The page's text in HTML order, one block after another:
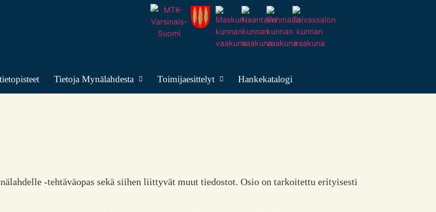
Tietoja Mynälahdesta Toimijaesittelyt Hankekatalogi
-tehtäväopas sekä siihen liittyvät muut tiedostot. Osio on tarkoitettu erityisesti